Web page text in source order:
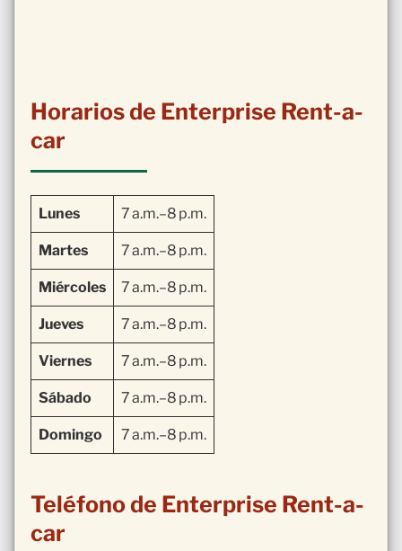
Horarios de Enterprise Rent-a-
car
Lunes 7 a.m.–8 p.m.
Martes 7 a.m.–8 p.m.
Miércoles 7 a.m.–8 p.m.
Jueves 7 a.m.–8 p.m.
Viernes 7 a.m.–8 p.m.
Sábado 7 a.m.–8 p.m.
Domingo 7 a.m.–8 p.m.
Teléfono de Enterprise Rent-a-
car